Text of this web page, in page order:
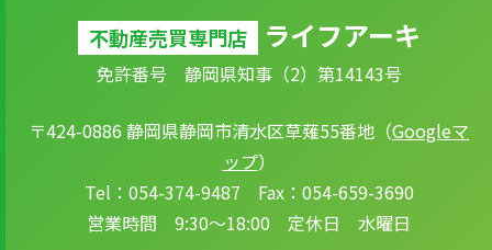
不動産売買専門店 ライフアーキ
免許番号 静岡県知事（2）第14143号
〒424-0886 静岡県静岡市清水区草薙55番地（Googleマ
ップ）
Tel：054-374-9487 Fax：054-659-3690
営業時間 9:30～18:00 定休日 水曜日